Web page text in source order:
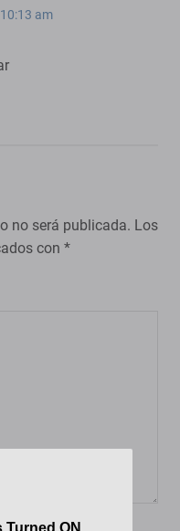
am
no será publicada. Los
con *